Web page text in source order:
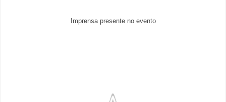
Imprensa presente no evento